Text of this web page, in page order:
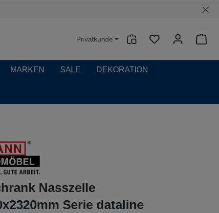
Privatkunde
MARKEN SALE DEKORATION
Nasszelle
Serie dataline